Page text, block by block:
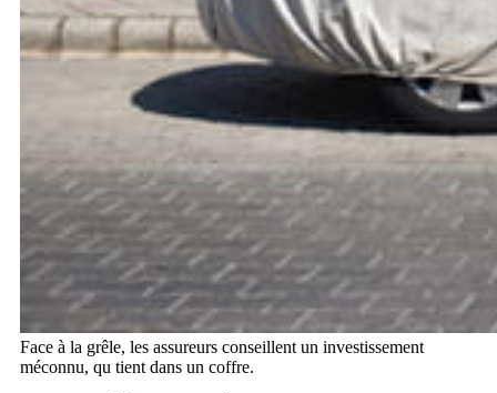
Face à la grêle, les assureurs conseillent un investissement
méconnu, qu tient dans un coffre.